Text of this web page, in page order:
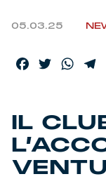
Helan x Genoa
Isolani x Genoa
05.03.25
Facebook
Twitter
IL